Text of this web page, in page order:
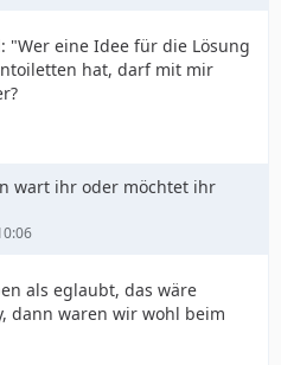
"Wer eine Idee für die Lösung
hat, darf mit mir
wart ihr oder möchtet ihr
als eglaubt, das wäre
dann waren wir wohl beim